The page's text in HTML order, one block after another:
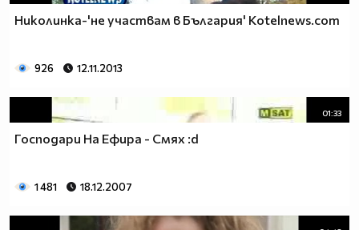
Николинка-'не участвам в България' Kotelnews.com
926 12.11.2013
01:33
Господари На Ефира - Смях :d
1 481 18.12.2007